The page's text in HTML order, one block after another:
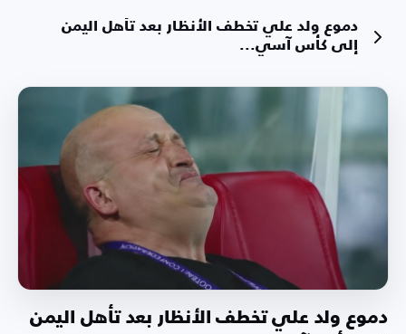
دموع ولد علي تخطف الأنظار بعد تأهل اليمن
إلى كأس آسي...
دموع ولد علي تخطف الأنظار بعد تأهل اليمن